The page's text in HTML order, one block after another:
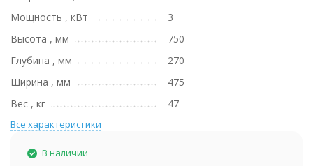
Мощность , кВт
3
Высота , мм
750
Глубина , мм
270
Ширина , мм
475
Вес , кг
47
Все характеристики
В наличии